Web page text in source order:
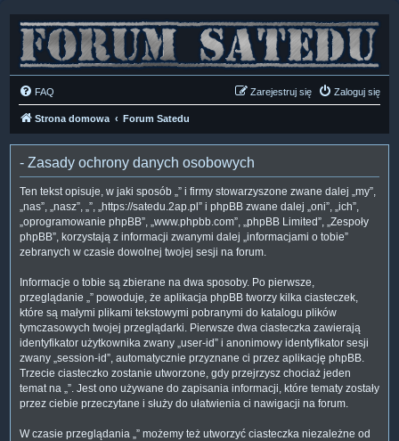
FAQ Zaloguj się
Zarejestruj się
Strona domowa Forum Satedu
- Zasady ochrony danych osobowych
Ten tekst opisuje, w jaki sposób „” i firmy stowarzyszone zwane dalej „my”,
„nas”, „nasz”, „”, „https://satedu.2ap.pl” i phpBB zwane dalej „oni”, „ich”,
„oprogramowanie phpBB”, „www.phpbb.com”, „phpBB Limited”, „Zespoły
phpBB”, korzystają z informacji zwanymi dalej „informacjami o tobie”
zebranych w czasie dowolnej twojej sesji na forum.
Informacje o tobie są zbierane na dwa sposoby. Po pierwsze,
przeglądanie „” powoduje, że aplikacja phpBB tworzy kilka ciasteczek,
które są małymi plikami tekstowymi pobranymi do katalogu plików
tymczasowych twojej przeglądarki. Pierwsze dwa ciasteczka zawierają
identyfikator użytkownika zwany „user-id” i anonimowy identyfikator sesji
zwany „session-id”, automatycznie przyznane ci przez aplikację phpBB.
Trzecie ciasteczko zostanie utworzone, gdy przejrzysz chociaż jeden
temat na „”. Jest ono używane do zapisania informacji, które tematy zostały
przez ciebie przeczytane i służy do ułatwienia ci nawigacji na forum.
W czasie przeglądania „” możemy też utworzyć ciasteczka niezależne od